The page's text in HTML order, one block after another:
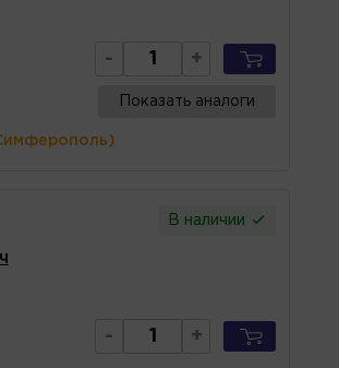
- +
Показать аналоги
В наличии
- +